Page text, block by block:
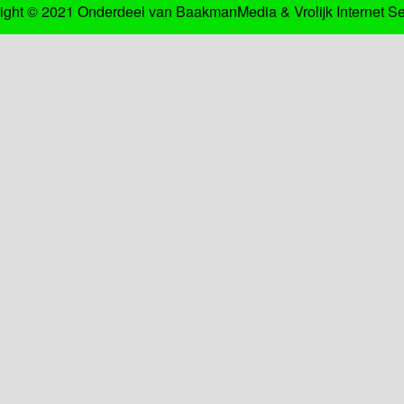
© 2021 Onderdeel van BaakmanMedia& Vrolijk Internet